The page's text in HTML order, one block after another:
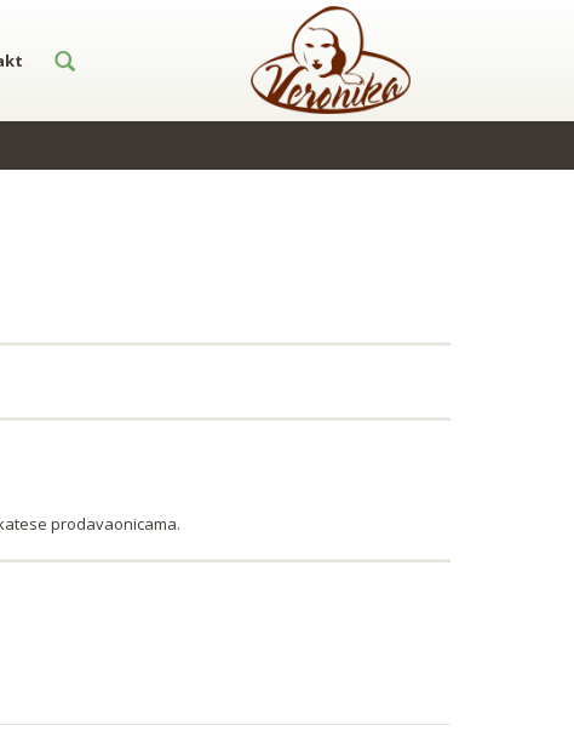
prodavaonicama.